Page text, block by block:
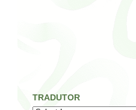
TRADUTOR